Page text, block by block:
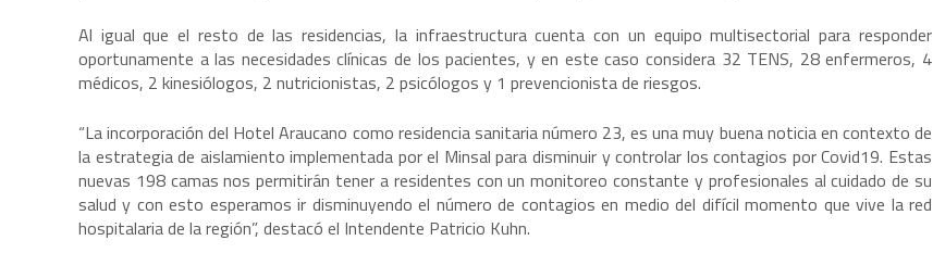
Al igual que el resto de las residencias, la infraestructura cuenta con un equipo multisectorial para responder
oportunamente a las necesidades clínicas de los pacientes, y en este caso considera 32 TENS, 28 enfermeros, 4
médicos, 2 kinesiólogos, 2 nutricionistas, 2 psicólogos y 1 prevencionista de riesgos.
“La incorporación del Hotel Araucano como residencia sanitaria número 23, es una muy buena noticia en contexto de
la estrategia de aislamiento implementada por el Minsal para disminuir y controlar los contagios por Covid19. Estas
nuevas 198 camas nos permitirán tener a residentes con un monitoreo constante y profesionales al cuidado de su
salud y con esto esperamos ir disminuyendo el número de contagios en medio del difícil momento que vive la red
hospitalaria de la región”, destacó el Intendente Patricio Kuhn.